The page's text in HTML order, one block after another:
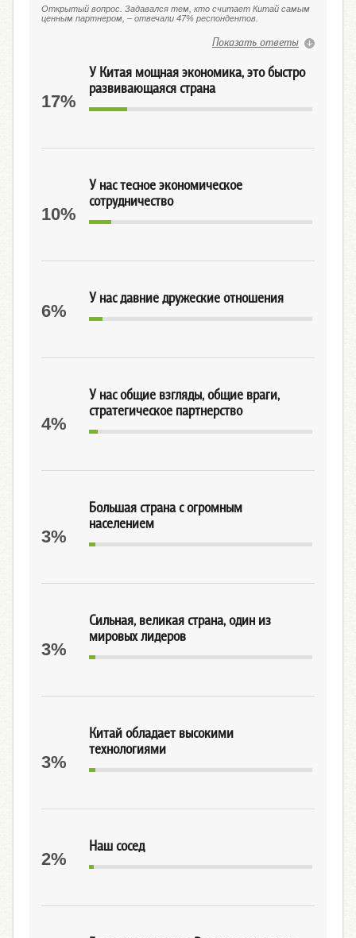
Открытый вопрос. Задавался тем, кто считает Китай самым
ценным партнером, – отвечали 47% респондентов.
Показать ответы
У Китая мощная экономика, это быстро
развивающаяся страна
17%
У нас тесное экономическое
сотрудничество
10%
У нас давние дружеские отношения
6%
У нас общие взгляды, общие враги,
стратегическое партнерство
4%
Большая страна с огромным
населением
3%
Сильная, великая страна, один из
мировых лидеров
3%
Китай обладает высокими
технологиями
3%
Наш сосед
2%